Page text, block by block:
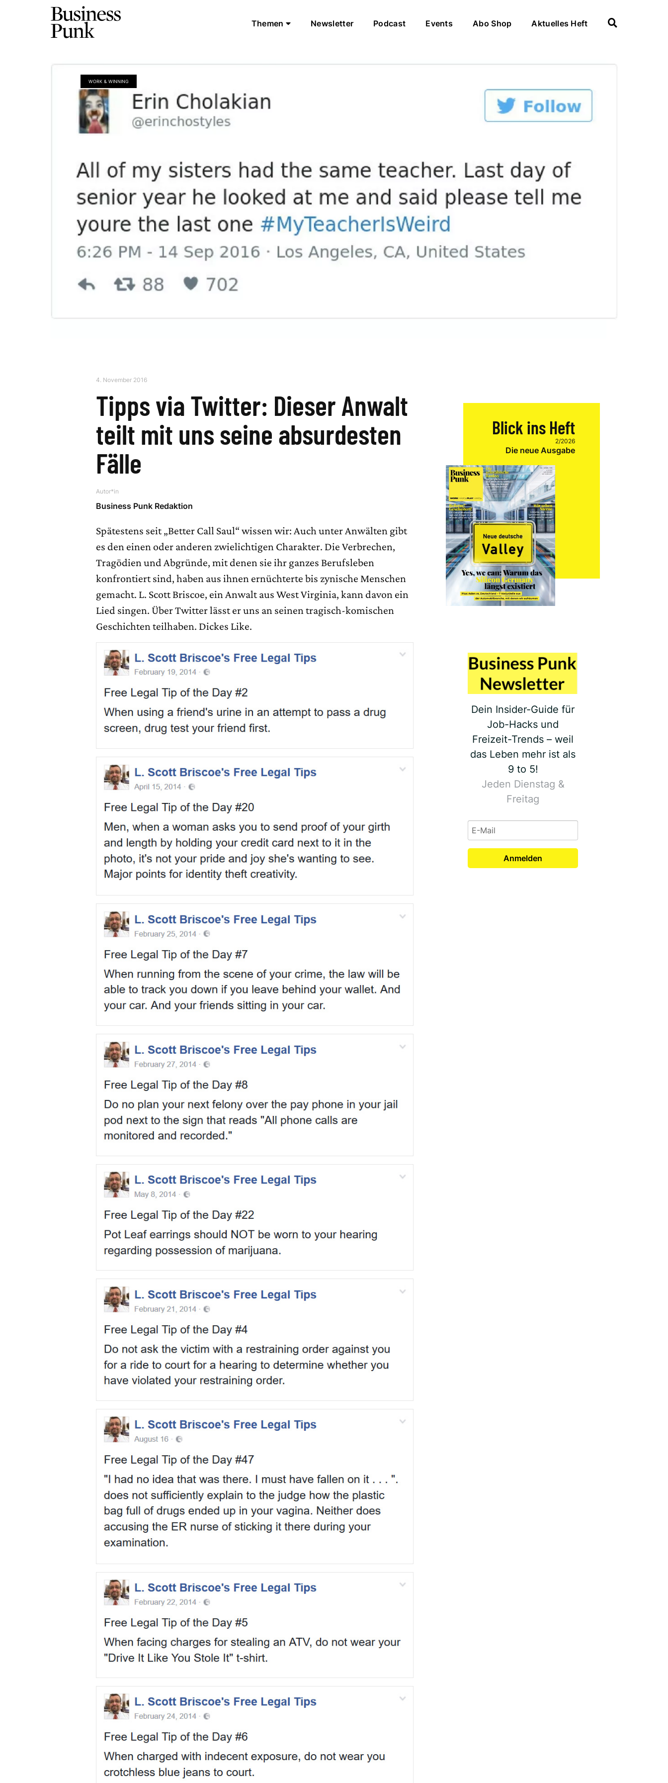
Themen Newsletter Podcast Events Abo Shop Aktuelles Heft
WORK & WINNING
4. November 2016
Tipps via Twitter: Dieser Anwalt
teilt mit uns seine absurdesten
Fälle
Autor*in
Business Punk Redaktion
Spätestens seit „Better Call Saul“ wissen wir: Auch unter Anwälten gibt
es den einen oder anderen zwielichtigen Charakter. Die Verbrechen,
Tragödien und Abgründe, mit denen sie ihr ganzes Berufsleben
konfrontiert sind, haben aus ihnen ernüchterte bis zynische Menschen
gemacht. L. Scott Briscoe, ein Anwalt aus West Virginia, kann davon ein
Lied singen. Über Twitter lässt er uns an seinen tragisch-komischen
Geschichten teilhaben. Dickes Like.
Blick ins Heft
2/2026
Die neue Ausgabe
Dein Insider-Guide für
Job-Hacks und
Freizeit-Trends – weil
das Leben mehr ist als
9 to 5!
Jeden Dienstag &
Freitag
Anmelden